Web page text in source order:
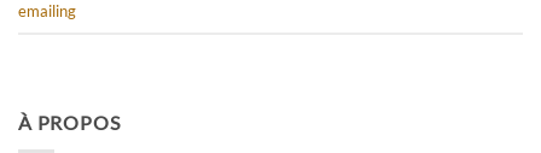
emailing
À PROPOS